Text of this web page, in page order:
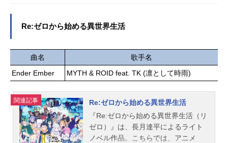
詩...
Re:ゼロから始める異世界生活
曲名
歌手名
Ender Ember
MYTH & ROID feat. TK (凛として時雨)
関連記事
Re:ゼロから始める異世界生活
『Re:ゼロから始める異世界生活（リ
ゼロ）』は、長月達平によるライト
ノベル作品。こちらでは、アニメ